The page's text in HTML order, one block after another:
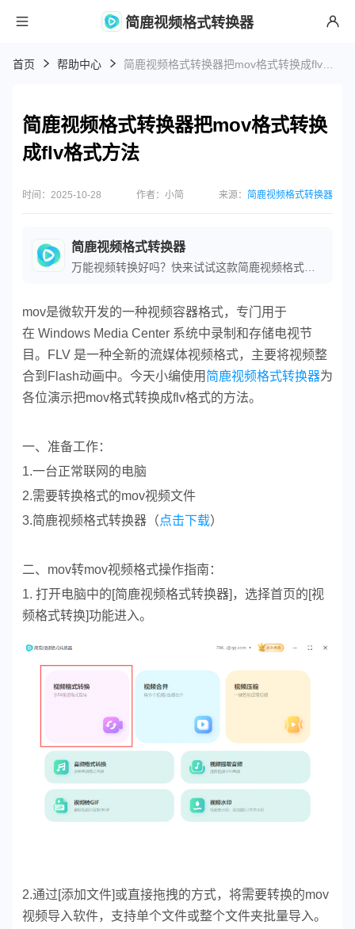
简鹿视频格式转换器
首页 帮助中心
简鹿视频格式转换器把mov格式转换
成flv格式方法
时间：2025-10-28 作者：小简 来源： 简鹿视频格式转换器
简鹿视频格式转换器
mov是微软开发的一种视频容器格式，专门用于
在 Windows Media Center 系统中录制和存储电视节
目。FLV 是一种全新的流媒体视频格式，主要将视频整
合到Flash动画中。今天小编使用 简鹿视频格式转换器为
各位演示把mov格式转换成flv格式的方法。
一、准备工作：
1.一台正常联网的电脑
2.需要转换格式的mov视频文件
3.简鹿视频格式转换器（点击下载）
二、mov转mov视频格式操作指南：
1. 打开电脑中的[简鹿视频格式转换器]，选择首页的[视
频格式转换]功能进入。
2.通过[添加文件]或直接拖拽的方式，将需要转换的mov
视频导入软件，支持单个文件或整个文件夹批量导入。